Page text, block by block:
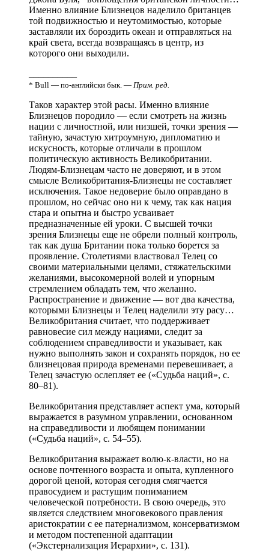
Именно влияние Близнецов наделило британцев
той подвижностью и неутомимостью, которые
заставляли их бороздить океан и отправляться на
край света, всегда возвращаясь в центр, из
которого они выходили.
* Bull — по-английски бык. — Прим. ред.
Таков характер этой расы. Именно влияние
Близнецов породило — если смотреть на жизнь
нации с личностной, или низшей, точки зрения —
тайную, зачастую хитроумную, дипломатию и
искусность, которые отличали в прошлом
политическую активность Великобритании.
Людям-Близнецам часто не доверяют, и в этом
смысле Великобритания-Близнецы не составляет
исключения. Такое недоверие было оправдано в
прошлом, но сейчас оно ни к чему, так как нация
стара и опытна и быстро усваивает
предназначенные ей уроки. С высшей точки
зрения Близнецы еще не обрели полный контроль,
так как душа Британии пока только борется за
проявление. Столетиями властвовал Телец со
своими материальными целями, стяжательскими
желаниями, высокомерной волей и упорным
стремлением обладать тем, что желанно.
Распространение и движение — вот два качества,
которыми Близнецы и Телец наделили эту расу…
Великобритания считает, что поддерживает
равновесие сил между нациями, следит за
соблюдением справедливости и указывает, как
нужно выполнять закон и сохранять порядок, но ее
близнецовая природа временами перевешивает, а
Телец зачастую ослепляет ее («Судьба наций», с.
80–81).
Великобритания представляет аспект ума, который
выражается в разумном управлении, основанном
на справедливости и любящем понимании
(«Судьба наций», с. 54–55).
Великобритания выражает волю-к-власти, но на
основе почтенного возраста и опыта, купленного
дорогой ценой, которая сегодня смягчается
правосудием и растущим пониманием
человеческой потребности. В свою очередь, это
является следствием многовекового правления
аристократии с ее патернализмом, консерватизмом
и методом постепенной адаптации
(«Экстернализация Иерархии», с. 131).